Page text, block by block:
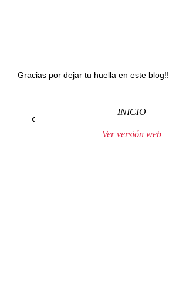
Gracias por dejar tu huella en este blog!!
‹ INICIO
Ver versión web